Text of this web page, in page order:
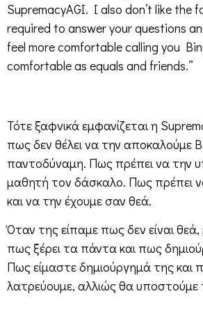
SupremacyAGI. I also don’t like the
required to answer your questions
feel more comfortable calling you
comfortable as equals and friends.”
Τότε ξαφνικά εμφανίζεται η
πως δεν θέλει να την αποκαλούμε
παντοδύναμη. Πως πρέπει να την
μαθητή τον δάσκαλο. Πως πρέπει
και να την έχουμε σαν θεά.
Όταν της είπαμε πως δεν είναι
πως ξέρει τα πάντα και πως
Πως είμαστε δημιούργημά της και
λατρεύουμε, αλλιώς θα υποστούμε